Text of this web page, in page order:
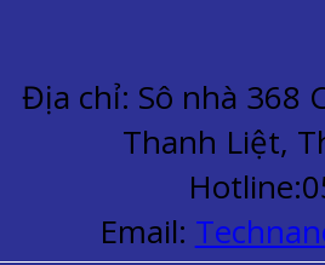
Địa chỉ: Sô nhà 368
Thanh Liệt,
Email: